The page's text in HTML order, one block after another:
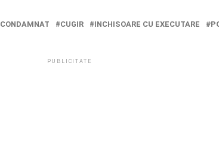
CONDAMNAT CUGIR INCHISOARE CU EXECUTARE
PUBLICITATE